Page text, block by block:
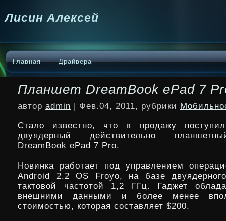
Лисин Алексей
Главная Драйвера
Планшет DreamBook ePad 7
автор admin | Фев.04, 2011, рубрики
Стало известно, что в продажу
двуядерный действительно
DreamBook ePad 7 Pro.
Новинка работает под управлением
Android 2.2 OS Froyo, на базе
тактовой частотой 1,2 ГГц. Гаджет
внешними данными и более менее
стоимостью, которая составляет $200.